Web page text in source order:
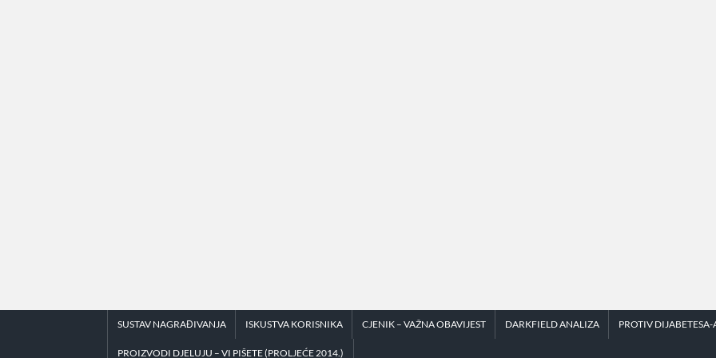
SUSTAV NAGRAĐIVANJA ISKUSTVA KORISNIKA CJENIK – VAŽNA OBAVIJEST DARKFIELD ANALIZA PROTIV
PROIZVODI DJELUJU – VI PIŠETE (PROLJEĆE 2014.)